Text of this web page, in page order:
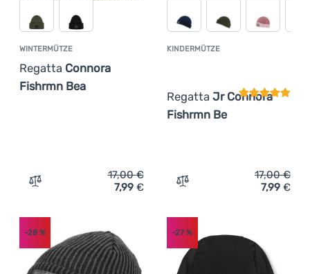
WINTERMÜTZE
Regatta Connora
Fishrmn Bea
Zum Vergleich 'Wintermütze Regatta Connora Fishrmn
17,00€
7,99 €
KINDERMÜTZE
Regatta Jr Connora
Fishrmn Be
Zum Vergleich
17,00€
7,99 €
-28 % -27 %